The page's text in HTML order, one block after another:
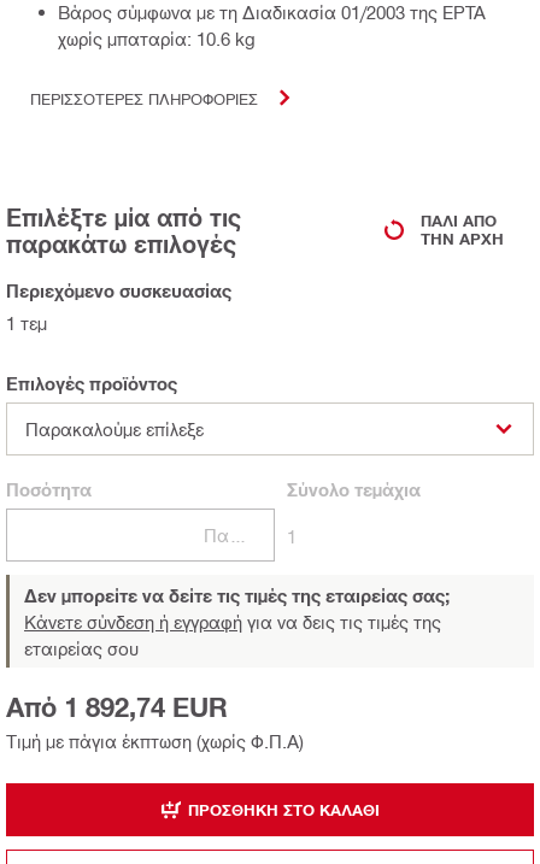
Βάρος σύμφωνα με τη Διαδικασία 01/2003 της EPTA
χωρίς μπαταρία: 10.6 kg
ΠΕΡΙΣΣΟΤΕΡΕΣ ΠΛΗΡΟΦΟΡΙΕΣ
Επιλέξτε μία από τις
παρακάτω επιλογές
ΠΆΛΙ ΑΠΌ
ΤΗΝ ΑΡΧΉ
Περιεχόμενο συσκευασίας
1 τεμ
Επιλογές προϊόντος
Παρακαλούμε επίλεξε
Ποσότητα Σύνολοτεμάχια
1
Δεν μπορείτε να δείτε τις τιμές της εταιρείας σας;
Κάνετε σύνδεση ή εγγραφή για να δεις τις τιμές της
εταιρείας σου
Τιμή με πάγια έκπτωση (χωρίς Φ.Π.Α)
Από 1 892,74 EUR
ΠΡΟΣΘΉΚΗ ΣΤΟ ΚΑΛΆΘΙ